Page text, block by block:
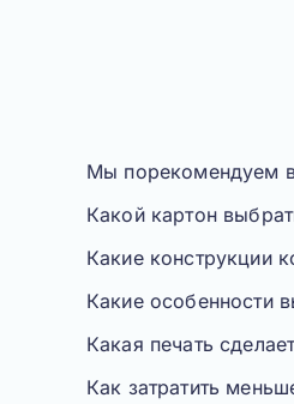
Мы порекомендуем
Какой картон
Какие конструкции
Какие особенности
Какая печать
Как затратить